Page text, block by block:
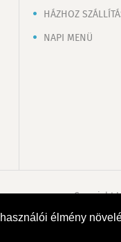
élmény
HÁZHOZ
NAPI MENÜ
Copyright